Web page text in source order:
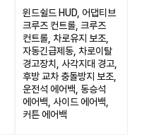
윈드쉴드 HUD, 어댑티브
크루즈 컨트롤, 크루즈
컨트롤, 차로유지 보조,
자동긴급제동, 차로이탈
경고장치, 사각지대 경고,
후방 교차 충돌방지 보조,
운전석 에어백, 동승석
에어백, 사이드 에어백,
커튼 에어백